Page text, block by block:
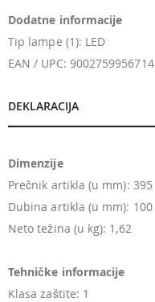
Dodatne informacije
Tip lampe (1): LED
EAN / UPC: 9002759956714
DEKLARACIJA
Dimenzije
Prečnik artikla (u mm): 395
Dubina artikla (u mm): 100
Neto težina (u kg): 1,62
Tehničke informacije
Klasa zaštite: 1